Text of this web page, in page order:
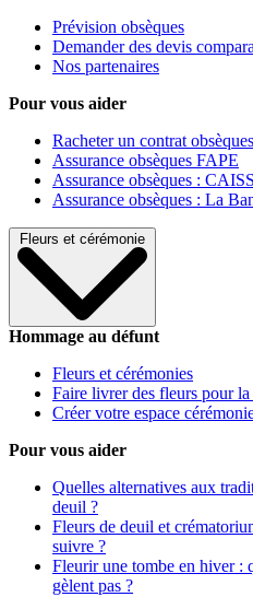
Prévision obsèques
Demander des devis
Nos partenaires
Pour vous aider
Racheter un contrat
Assurance obsèques FAPE
Assurance obsèques :
Assurance obsèques : La
Fleurs et cérémonie
Hommage au défunt
Fleurs et cérémonies
Faire livrer des fleurs pour la
Créer votre espace
Pour vous aider
Quelles alternatives aux
deuil ?
Fleurs de deuil et
suivre ?
Fleurir une tombe en hiver :
gèlent pas ?